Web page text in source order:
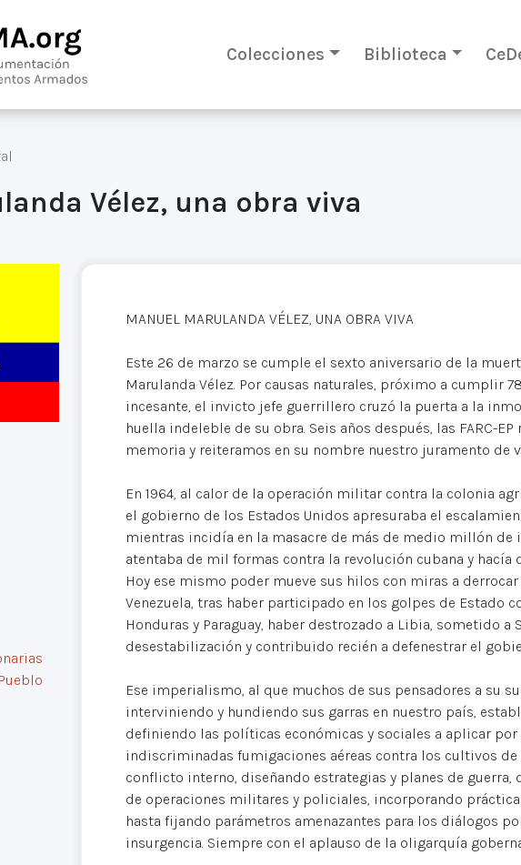
Colecciones Biblioteca
Vélez, una obra viva
MANUEL MARULANDA VÉLEZ, UNA OBRA VIVA
Este 26 de marzo se cumple el sexto aniversario de la
Marulanda Vélez. Por causas naturales, próximo a cumplir
incesante, el invicto jefe guerrillero cruzó la puerta a la
huella indeleble de su obra. Seis años después, las FARC-
memoria y reiteramos en su nombre nuestro juramento de
En 1964, al calor de la operación militar contra la colonia
el gobierno de los Estados Unidos apresuraba el
mientras incidía en la masacre de más de medio millón de
atentaba de mil formas contra la revolución cubana y hacía
Hoy ese mismo poder mueve sus hilos con miras a
Venezuela, tras haber participado en los golpes de Estado
Honduras y Paraguay, haber destrozado a Libia, sometido a
desestabilización y contribuido recién a defenestrar el
Ese imperialismo, al que muchos de sus pensadores a su
interviniendo y hundiendo sus garras en nuestro país,
definiendo las políticas económicas y sociales a aplicar
indiscriminadas fumigaciones aéreas contra los cultivos
conflicto interno, diseñando estrategias y planes de
de operaciones militares y policiales, incorporando
hasta fijando parámetros amenazantes para los diálogos
insurgencia. Siempre con el aplauso de la oligarquía